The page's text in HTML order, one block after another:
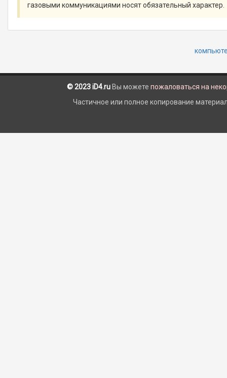
газовыми коммуникациями носят обязательный характер.
© 2023 iD4.ru Вы можете пожаловаться на
Частичное или полное копирование